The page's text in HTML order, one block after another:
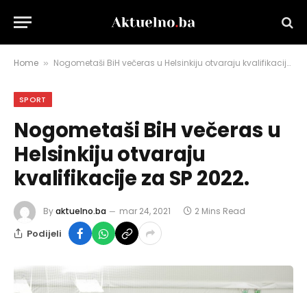
Home » Nogometaši BiH večeras u Helsinkiju otvaraju kvalifikacije za SP 2022.
SPORT
Nogometaši BiH večeras u
Helsinkiju otvaraju
kvalifikacije za SP 2022.
Byaktuelno.ba mar 24, 2021 2 Mins Read
Podijeli